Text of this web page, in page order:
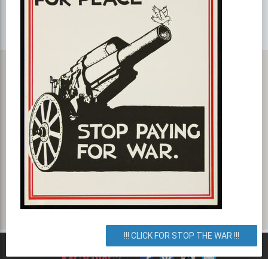
Карта с маршрутом, как добратся на мероприятие или проехать
к событию. ДЕВИЧНИК
улица Борщаговская 128, Киев, город Киев, Украина. Как
добраться? Как доехать? Маршрут.
!!! CLICK FOR STOP THE WAR !!!